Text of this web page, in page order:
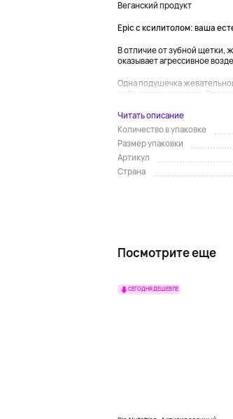
Веганский продукт
Epic с ксилитолом: ваша
В отличие от зубной щетки,
оказывает агрессивное
Одна подушечка
либо других аналогах. Это
Читать описание
Количество в упаковке
Размер упаковки
Артикул
Страна
Посмотрите еще
СЕГОДНЯ ДЕШЕВЛЕ